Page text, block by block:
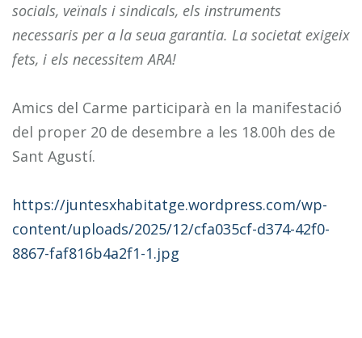
socials, veïnals i sindicals, els instruments
necessaris per a la seua garantia. La societat exigeix
fets, i els necessitem ARA!
Amics del Carme participarà en la manifestació
del proper 20 de desembre a les 18.00h des de
Sant Agustí.
https://juntesxhabitatge.wordpress.com/wp-
content/uploads/2025/12/cfa035cf-d374-42f0-
8867-faf816b4a2f1-1.jpg